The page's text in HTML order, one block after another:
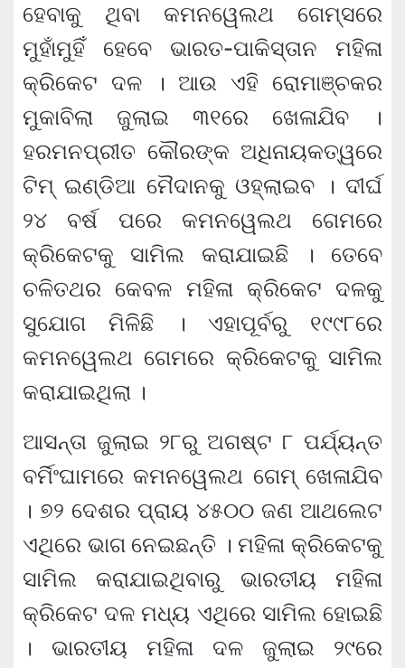
ହେବାକୁ ଥିବା କମନୱେଲଥ ଗେମ୍ସରେ
ମୁହାଁମୁହିଁ ହେବେ ଭାରତ-ପାକିସ୍ତାନ ମହିଳା
କ୍ରିକେଟ ଦଳ । ଆଉ ଏହି ରୋମାଞ୍ଚକର
ମୁକାବିଲା ଜୁଲାଇ ୩୧ରେ ଖେଳାଯିବ ।
ହରମନପ୍ରୀତ କୌରଙ୍କ ଅଧିନାୟକତ୍ୱରେ
ଟିମ୍ ଇଣ୍ଡିଆ ମୈଦାନକୁ ଓହ୍ଲାଇବ । ଦୀର୍ଘ
୨୪ ବର୍ଷ ପରେ କମନୱେଲଥ ଗେମରେ
କ୍ରିକେଟକୁ ସାମିଲ କରାଯାଇଛି । ତେବେ
ଚଳିତଥର କେବଳ ମହିଳା କ୍ରିକେଟ ଦଳକୁ
ସୁଯୋଗ ମିଳିଛି । ଏହାପୂର୍ବରୁ ୧୯୯୮ରେ
କମନୱେଲଥ ଗେମରେ କ୍ରିକେଟକୁ ସାମିଲ
କରାଯାଇଥିଲା ।
ଆସନ୍ତା ଜୁଲାଇ ୨୮ରୁ ଅଗଷ୍ଟ ୮ ପର୍ଯ୍ୟନ୍ତ
ବର୍ମିଂଘାମରେ କମନୱେଲଥ ଗେମ୍ ଖେଳାଯିବ
। ୭୨ ଦେଶର ପ୍ରାୟ ୪୫୦୦ ଜଣ ଆଥଲେଟ
ଏଥିରେ ଭାଗ ନେଇଛନ୍ତି । ମହିଳା କ୍ରିକେଟକୁ
ସାମିଲ କରାଯାଇଥିବାରୁ ଭାରତୀୟ ମହିଳା
କ୍ରିକେଟ ଦଳ ମଧ୍ୟ ଏଥିରେ ସାମିଲ ହୋଇଛି
। ଭାରତୀୟ ମହିଳା ଦଳ ଜୁଲାଇ ୨୯ରେ